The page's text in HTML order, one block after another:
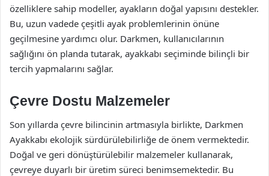
özelliklere sahip modeller, ayakların doğal yapısını destekler.
Bu, uzun vadede çeşitli ayak problemlerinin önüne
geçilmesine yardımcı olur. Darkmen, kullanıcılarının
sağlığını ön planda tutarak, ayakkabı seçiminde bilinçli bir
tercih yapmalarını sağlar.
Çevre Dostu Malzemeler
Son yıllarda çevre bilincinin artmasıyla birlikte, Darkmen
Ayakkabı ekolojik sürdürülebilirliğe de önem vermektedir.
Doğal ve geri dönüştürülebilir malzemeler kullanarak,
çevreye duyarlı bir üretim süreci benimsemektedir. Bu